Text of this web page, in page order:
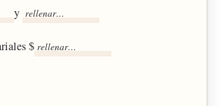
y
$